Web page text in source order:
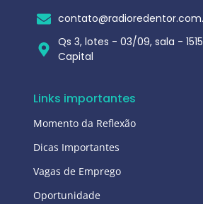
Qs 3, lotes - 03/09, sala -
Capital
Links importantes
Momento da Reflexão
Dicas Importantes
Vagas de Emprego
Oportunidade